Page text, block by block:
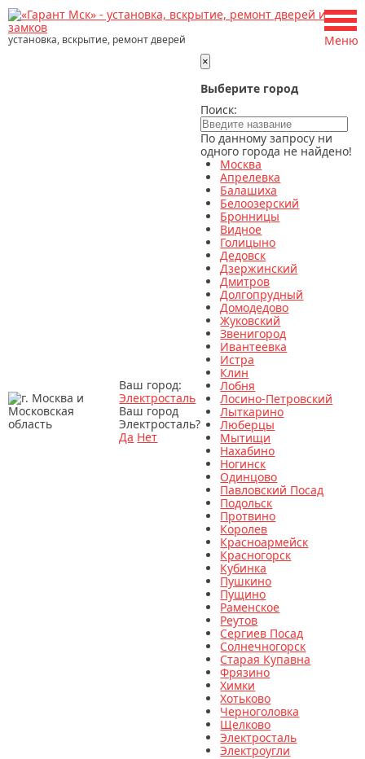
установка, вскрытие, ремонт дверей
Ваш город:
Электросталь
Ваш город
Электросталь?
Да Нет
×
Выберите город
Поиск:
По данному запросу ни
одного города не найдено!
Москва
Апрелевка
Балашиха
Белоозерский
Бронницы
Видное
Голицыно
Дедовск
Дзержинский
Дмитров
Долгопрудный
Домодедово
Жуковский
Звенигород
Ивантеевка
Истра
Клин
Лобня
Лосино-Петровский
Лыткарино
Люберцы
Мытищи
Нахабино
Ногинск
Одинцово
Павловский Посад
Подольск
Протвино
Королев
Красноармейск
Красногорск
Кубинка
Пушкино
Пущино
Раменское
Реутов
Сергиев Посад
Солнечногорск
Старая Купавна
Фрязино
Химки
Хотьково
Черноголовка
Щелково
Электросталь
Электроугли
Меню